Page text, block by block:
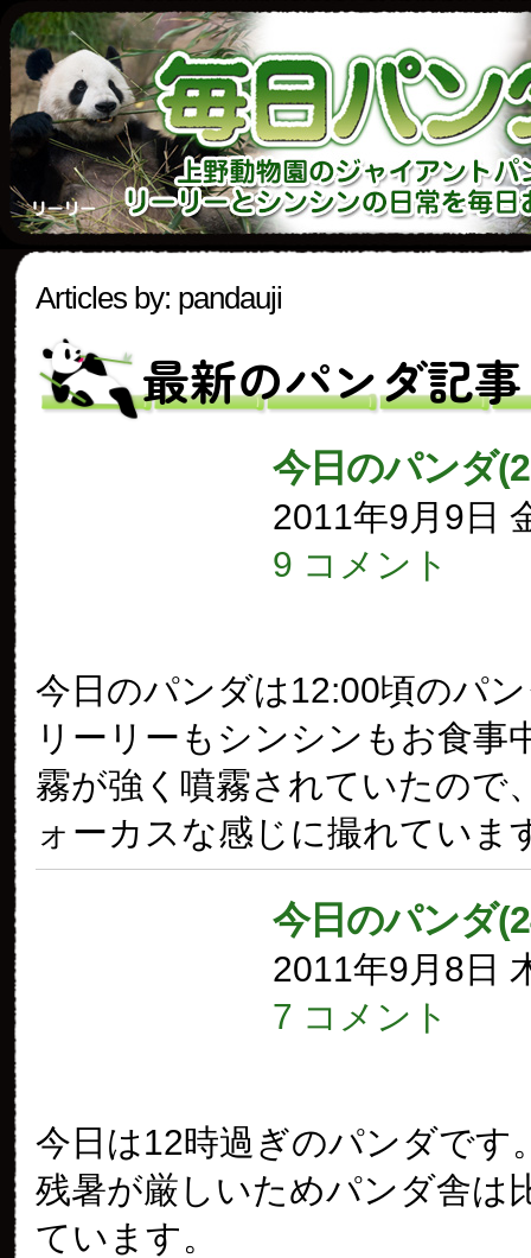
Articles by: pandauji
最新のパンダ記事
今日のパンダ
2011年9月9日
9 コメント
今日のパンダは12:00頃のパ
リーリーもシンシンもお食事
霧が強く噴霧されていたので
ォーカスな感じに撮れていま
今日のパンダ
2011年9月8日
7 コメント
今日は12時過ぎのパンダです
残暑が厳しいためパンダ舎は
ています。